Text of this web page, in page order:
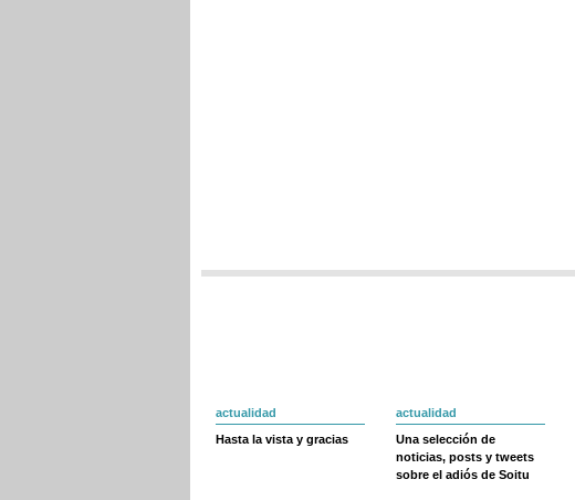
actualidad
Hasta la vista y gracias
actualidad
Una selección de
noticias, posts y tweets
sobre el adiós de Soitu